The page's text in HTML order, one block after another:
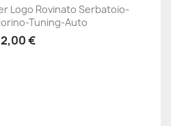
Logo Rovinato Serbatoio-
Tuning-Auto
2,00 €